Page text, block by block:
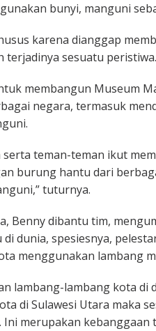
bunyi, manguni
karena dianggap
terjadinya sesuatu peristiwa.
membangun Museum
negara, termasuk
serta teman-teman ikut
burung hantu dari
tuturnya.
Benny dibantu tim,
dunia, spesiesnya,
menggunakan lambang
lambang-lambang kota di
di Sulawesi Utara maka
merupakan